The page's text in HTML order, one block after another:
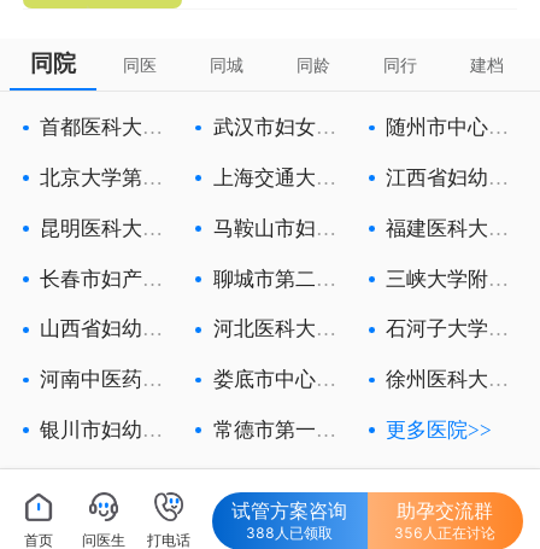
同院 同医 同城 同龄 同行 建档
首都医科大学
武汉市妇女儿
随州市中心医
北京大学第三
上海交通大学
江西省妇幼保
昆明医科大学
马鞍山市妇幼
福建医科大学
长春市妇产医
聊城市第二人
三峡大学附属
山西省妇幼保
河北医科大学
石河子大学医
河南中医药大
娄底市中心医
徐州医科大学
银川市妇幼保
常德市第一人
更多医院>>
首页 问医生 打电话
试管方案咨询
388人已领取
助孕交流群
356人正在讨论